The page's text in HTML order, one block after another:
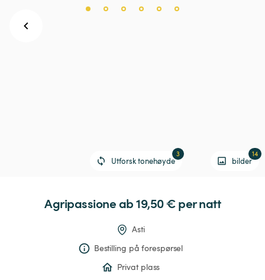
bilder
14
Utforsk tonehøyde
3
Agripassione ab 19,50 € per natt
Asti
Bestilling på forespørsel
Privat plass